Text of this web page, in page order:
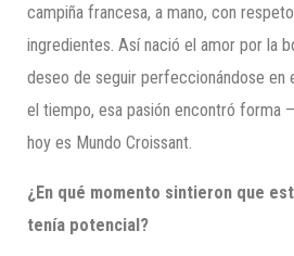
campiña francesa, a mano, con
ingredientes. Así nació el amor por la
deseo de seguir perfeccionándose en
el tiempo, esa pasión encontró forma
hoy es Mundo Croissant.
¿En qué momento sintieron que
tenía potencial?